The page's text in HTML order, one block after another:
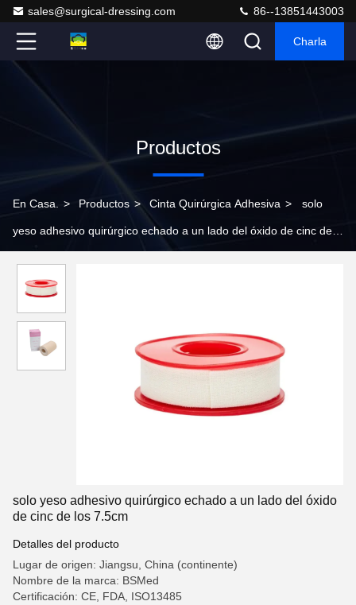
sales@surgical-dressing.com 86--13851443003
Charla
Productos
En Casa. > Productos > Cinta Quirúrgica Adhesiva > solo
yeso adhesivo quirúrgico echado a un lado del óxido de cinc de
solo yeso adhesivo quirúrgico echado a un lado del óxido
de cinc de los 7.5cm
Detalles del producto
Lugar de origen: Jiangsu, China (continente)
Nombre de la marca: BSMed
Certificación: CE, FDA, ISO13485